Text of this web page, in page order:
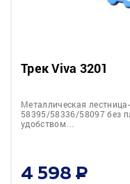
Трек Viva 3201
Металлическая
58395/58336/58097 без
удобством…
4 598